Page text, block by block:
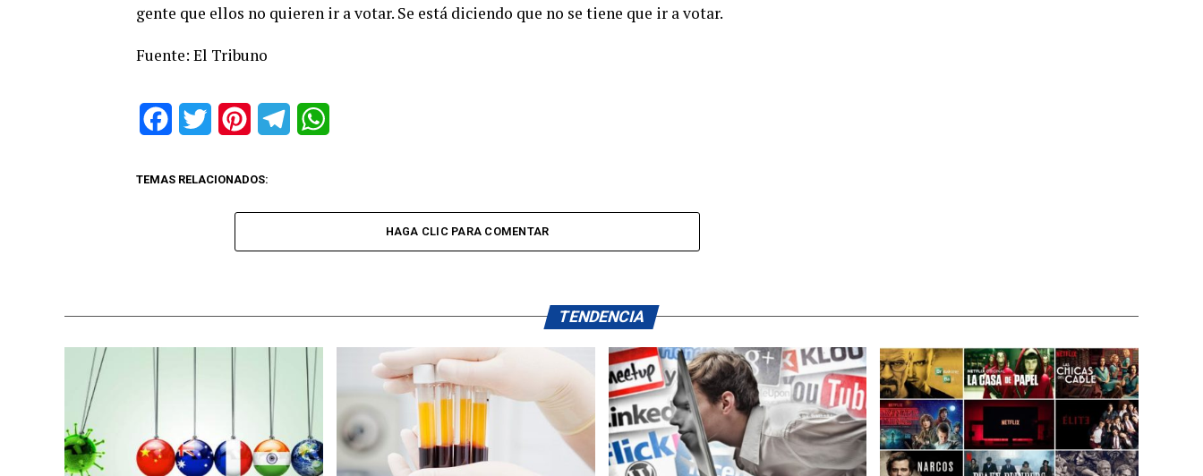
gente que ellos no quieren ir a votar. Se está diciendo que no se tiene que ir a votar.
Fuente: El Tribuno
FacebookTwitter PinterestTelegram
TEMAS RELACIONADOS:
HAGA CLIC PARA COMENTAR
TENDENCIA